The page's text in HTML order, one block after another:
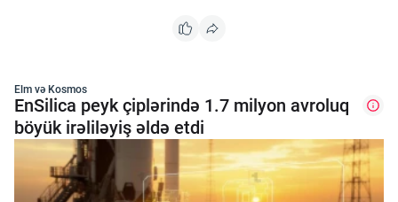
Elm və Kosmos
EnSilica peyk çiplərində 1.7 milyon avroluq
böyük irəliləyiş əldə etdi